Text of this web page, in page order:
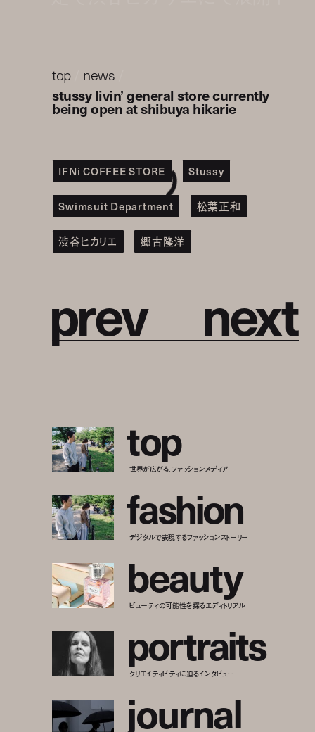
top/ news
stussy livin’ general store currently
being open at shibuya hikarie
IFNi COFFEE STORE Stussy
Swimsuit Department 松葉正和
渋谷ヒカリエ 郷古隆洋
prev next
top
世界が広がる、ファッションメディア
fashion
デジタルで表現するファッションストーリー
beauty
ビューティの可能性を探るエディトリアル
portraits
クリエイティビティに迫るインタビュー
journal